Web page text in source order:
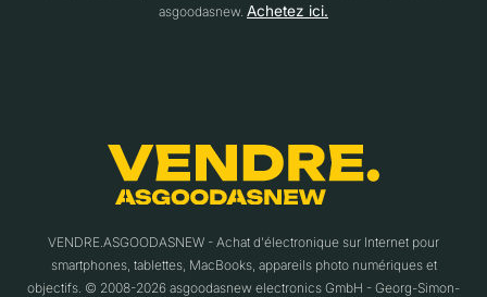
asgoodasnew. Achetez ici.
VENDRE.ASGOODASNEW - Achat d'électronique sur Internet pour
smartphones, tablettes, MacBooks, appareils photo numériques et
objectifs. © 2008-2026 asgoodasnew electronics GmbH - Georg-Simon-